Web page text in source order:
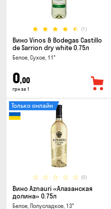
(1)
Вино Vinos & Bodegas Castillo
de Sarrion dry white 0.75л
Белое, Сухое, 11°
0,00
грн за 1
(0)
Только онлайн
Вино Aznauri «Алазанская
долина» 0.75л
Белое, Полусладкое, 13°